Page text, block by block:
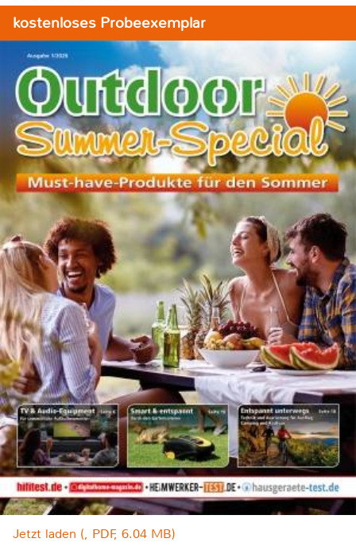
kostenloses Probeexemplar
Jetzt laden (, PDF, 6.04 MB)